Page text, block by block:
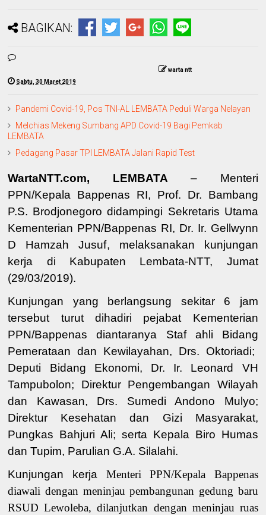
BAGIKAN:
warta ntt
Sabtu, 30 Maret 2019
Pandemi Covid-19, Pos TNI-AL LEMBATA Peduli Warga Nelayan
Melchias Mekeng Sumbang APD Covid-19 Bagi Pemkab
LEMBATA
Pedagang Pasar TPI LEMBATA Jalani Rapid Test
WartaNTT.com, LEMBATA – Menteri
PPN/Kepala Bappenas RI, Prof. Dr. Bambang
P.S. Brodjonegoro didampingi Sekretaris Utama
Kementerian PPN/Bappenas RI, Dr. Ir. Gellwynn
D Hamzah Jusuf, melaksanakan kunjungan
kerja di Kabupaten Lembata-NTT, Jumat
(29/03/2019).
Kunjungan yang berlangsung sekitar 6 jam
tersebut turut dihadiri pejabat Kementerian
PPN/Bappenas diantaranya Staf ahli Bidang
Pemerataan dan Kewilayahan, Drs. Oktoriadi;
Deputi Bidang Ekonomi, Dr. Ir. Leonard VH
Tampubolon;
Direktur Pengembangan Wilayah
dan Kawasan, Drs. Sumedi Andono Mulyo;
Direktur Kesehatan dan Gizi Masyarakat,
Pungkas Bahjuri Ali; serta Kepala Biro Humas
dan Tupim, Parulian G.A. Silalahi.
Kunjungan kerja Menteri PPN/Kepala Bappenas
diawali dengan meninjau pembangunan gedung baru
RSUD Lewoleba, dilanjutkan dengan meninjau ruas